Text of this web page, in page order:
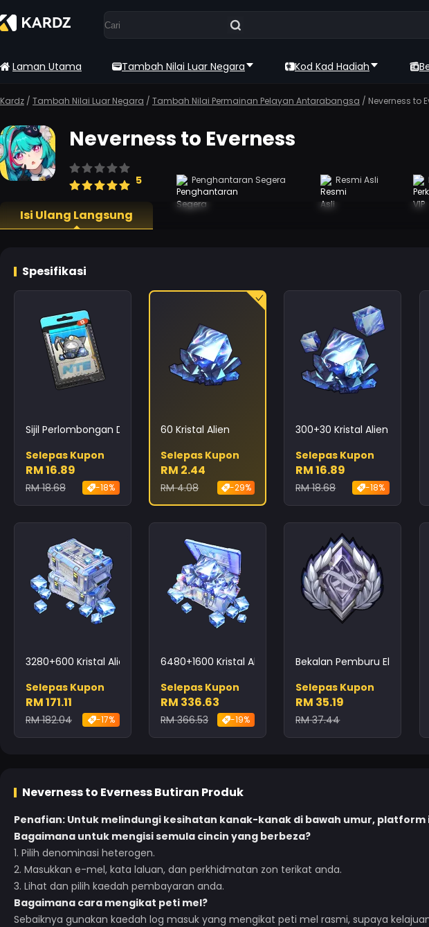
Laman Utama Tambah Nilai Luar Negara Kod Kad Hadiah
Kardz / Tambah Nilai Luar Negara / Tambah Nilai Permainan Pelayan Antarabangsa / Neverness to
Neverness to Everness
5 Penghantaran Segera Resmi Asli
Isi Ulang Langsung
Spesifikasi
Sijil Perlombongan Dunia Lain
Selepas Kupon
RM 16.89
RM 18.68 -18%
60 Kristal Alien
Selepas Kupon
RM 2.44
RM 4.08 -29%
300+30 Kristal Alien
Selepas Kupon
RM 16.89
RM 18.68 -18%
3280+600 Kristal Alien
Selepas Kupon
RM 171.11
RM 182.04 -17%
6480+1600 Kristal Alien
Selepas Kupon
RM 336.63
RM 366.53 -19%
Bekalan Pemburu Elit
Selepas Kupon
RM 35.19
RM 37.44
Neverness to EvernessButiran Produk
Penafian: Untuk melindungi kesihatan kanak-kanak di bawah umur,
Bagaimana untuk mengisi semula cincin yang berbeza?
1. Pilih denominasi heterogen.
2. Masukkan e-mel, kata laluan, dan perkhidmatan zon terikat anda.
3. Lihat dan pilih kaedah pembayaran anda.
Bagaimana cara mengikat peti mel?
Sebaiknya gunakan kaedah log masuk yang mengikat peti mel rasmi, supaya